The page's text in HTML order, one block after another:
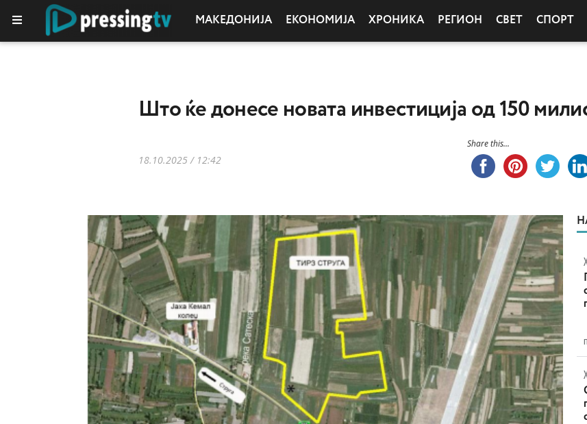
МАКЕДОНИЈА ЕКОНОМИЈА ХРОНИКА РЕГИОН СВЕТ СПОРТ
Што ќе донесе новата инвестиција од 150
18.10.2025 / 12:42
Share this...